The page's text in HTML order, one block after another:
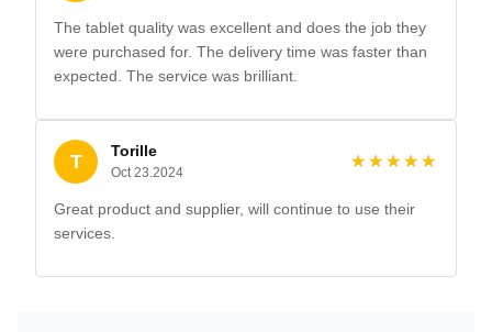
The tablet quality was excellent and does the job they
were purchased for. The delivery time was faster than
expected. The service was brilliant.
T Torille
Oct 23.2024
★★★★★
★★★★★
Great product and supplier, will continue to use their
services.